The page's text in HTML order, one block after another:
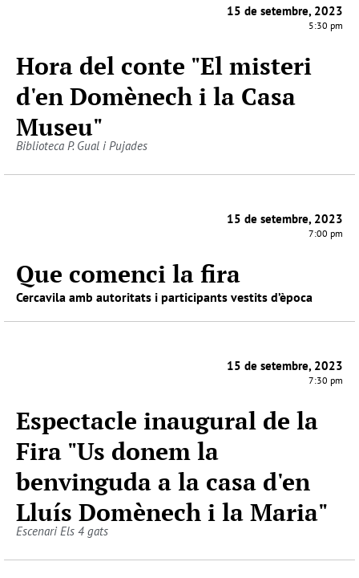
15 de setembre, 2023
5:30 pm
Hora del conte "El misteri
d'en Domènech i la Casa
Museu"
Biblioteca P. Gual i Pujades
15 de setembre, 2023
7:00 pm
Que comenci la fira
Cercavila amb autoritats i participants vestits d’època
15 de setembre, 2023
7:30 pm
Espectacle inaugural de la
Fira "Us donem la
benvinguda a la casa d'en
Lluís Domènech i la Maria"
Escenari Els 4 gats